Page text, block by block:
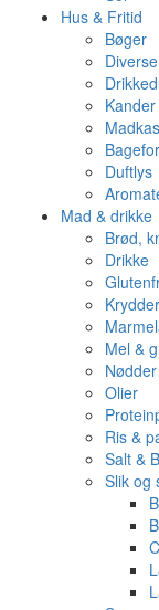
Hus & Fritid
Bøger
Diverse
Kander
Duftlys
Mad & drikke
Brød,
Drikke
Mel &
Olier
Ris &
Salt &
Slik og